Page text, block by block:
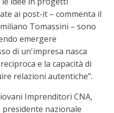
ai post-it – commenta il
Tomassini – sono
emergere
di un'impresa nasca
e la capacità di
relazioni autentiche".
Imprenditori CNA,
nazionale